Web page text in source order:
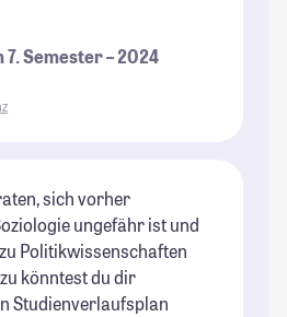
Semester – 2024
sich vorher
ungefähr ist und
Politikwissenschaften
könntest du dir
Studienverlaufsplan